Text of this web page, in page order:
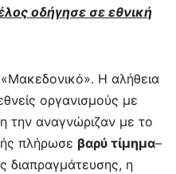
οδήγησε σε εθνική
«Μακεδονικό». Η αλήθεια
οργανισμούς με
την αναγνώριζαν με το
πλήρωσε βαρύ τίμημα–
διαπραγμάτευσης, η